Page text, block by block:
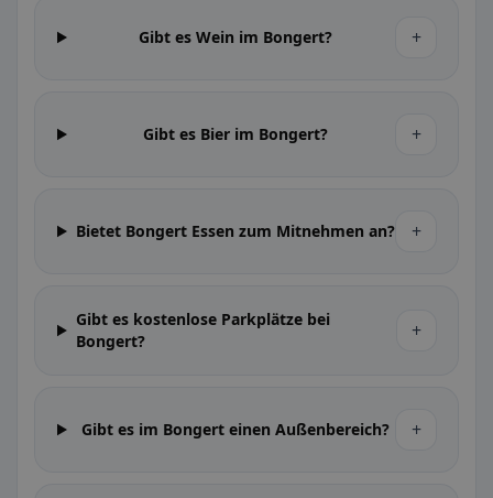
Gibt es Wein im Bongert? +
Gibt es Bier im Bongert? +
Bietet Bongert Essen zum Mitnehmen an? +
Gibt es kostenlose Parkplätze bei
Bongert?
+
Gibt es im Bongert einen Außenbereich? +